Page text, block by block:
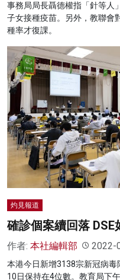
事務局局長聶德權指「針等人
子女接種疫苗。另外，教聯會
種率才復課。
灼見報道
確診個案續回落
作者: 本社編輯部 2022-
本港今日新增3138宗新冠病
10日保持在4位數。教育局下